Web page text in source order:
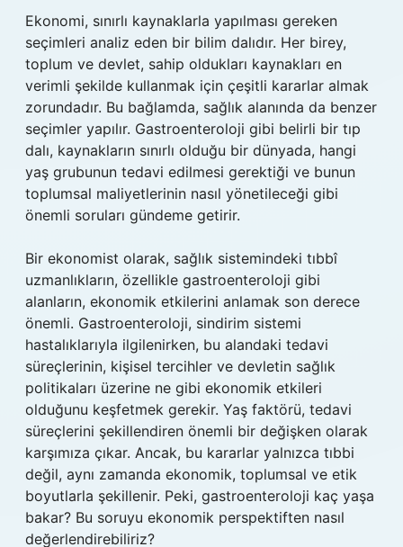
Ekonomi, sınırlı kaynaklarla yapılması gereken
seçimleri analiz eden bir bilim dalıdır. Her birey,
toplum ve devlet, sahip oldukları kaynakları en
verimli şekilde kullanmak için çeşitli kararlar almak
zorundadır. Bu bağlamda, sağlık alanında da benzer
seçimler yapılır. Gastroenteroloji gibi belirli bir tıp
dalı, kaynakların sınırlı olduğu bir dünyada, hangi
yaş grubunun tedavi edilmesi gerektiği ve bunun
toplumsal maliyetlerinin nasıl yönetileceği gibi
önemli soruları gündeme getirir.
Bir ekonomist olarak, sağlık sistemindeki tıbbî
uzmanlıkların, özellikle gastroenteroloji gibi
alanların, ekonomik etkilerini anlamak son derece
önemli. Gastroenteroloji, sindirim sistemi
hastalıklarıyla ilgilenirken, bu alandaki tedavi
süreçlerinin, kişisel tercihler ve devletin sağlık
politikaları üzerine ne gibi ekonomik etkileri
olduğunu keşfetmek gerekir. Yaş faktörü, tedavi
süreçlerini şekillendiren önemli bir değişken olarak
karşımıza çıkar. Ancak, bu kararlar yalnızca tıbbi
değil, aynı zamanda ekonomik, toplumsal ve etik
boyutlarla şekillenir. Peki, gastroenteroloji kaç yaşa
bakar? Bu soruyu ekonomik perspektiften nasıl
değerlendirebiliriz?